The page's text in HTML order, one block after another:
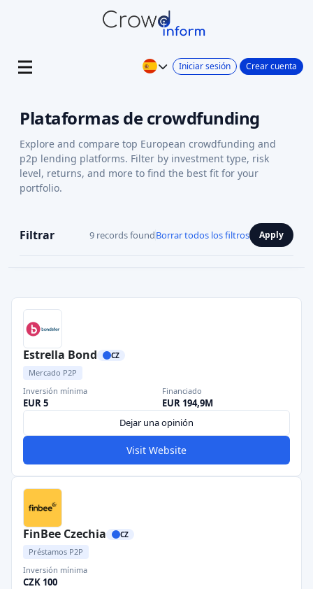
Iniciar sesión Crear cuenta
Plataformas de crowdfunding
Explore and compare top European crowdfunding and
p2p lending platforms. Filter by investment type, risk
level, returns, and more to find the best fit for your
portfolio.
Filtrar 9 records foundBorrar todos los filtros Apply
Estrella Bond CZ
Mercado P2P
Inversión mínima
EUR 5
Financiado
EUR 194,9M
Dejar una opinión
Visit Website
FinBee Czechia CZ
Préstamos P2P
Inversión mínima
CZK 100